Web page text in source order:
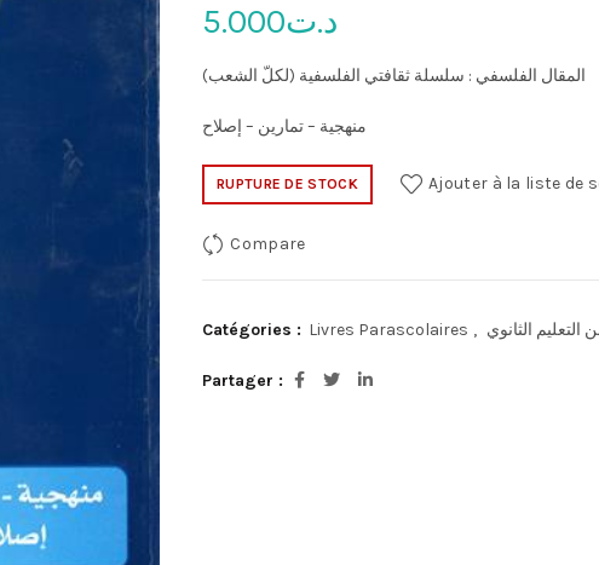
د.ت5.000
المقال الفلسفي : سلسلة ثقافتي الفلسفية (لكلّ الشعب)
منهجية – تمارين – إصلاح
RUPTURE DE STOCK Ajouter à la liste de
Compare
Catégories : Livres Parascolaires , التعليم الثانوي
Partager